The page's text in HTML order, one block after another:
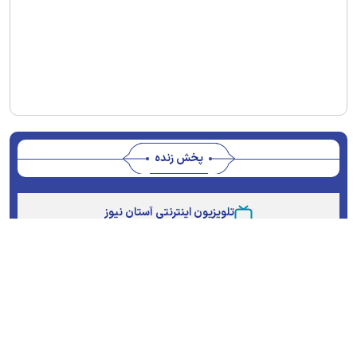
پخش زنده
تلویزیون اینترنتی آستان نیوز